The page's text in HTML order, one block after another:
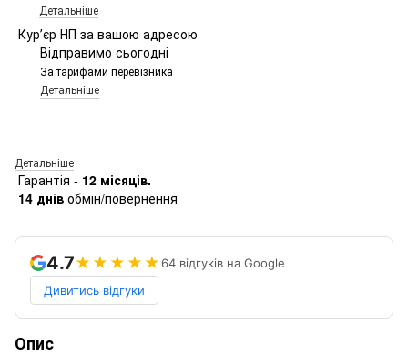
Детальніше
Курʼєр НП за вашою адресою
Відправимо сьогодні
За тарифами перевізника
Детальніше
Детальніше
Гарантія - 12 місяців.
14 днів обмін/повернення
4.7★★★★★64 відгуків на Google
Дивитись відгуки
Опис